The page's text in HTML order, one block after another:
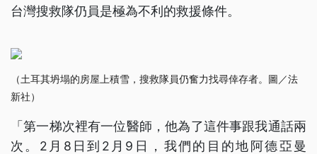
台灣搜救隊仍員是極為不利的救援條件。
（土耳其坍塌的房屋上積雪，搜救隊員仍奮力找尋倖存者。圖／法
新社）
「第一梯次裡有一位醫師，他為了這件事跟我通話兩
次。2月8日到2月9日，我們的目的地阿德亞曼